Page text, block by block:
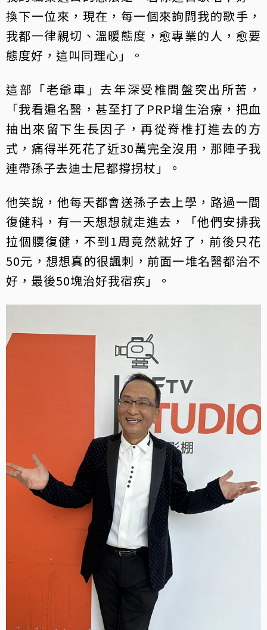
換下一位來，現在，每一個來詢問我的歌手，
我都一律親切、溫暖態度，愈專業的人，愈要
態度好，這叫同理心」。
這部「老爺車」去年深受椎間盤突出所苦，
「我看遍名醫，甚至打了PRP增生治療，把血
抽出來留下生長因子，再從脊椎打進去的方
式，痛得半死花了近30萬完全沒用，那陣子我
連帶孫子去迪士尼都撐拐杖」。
他笑說，他每天都會送孫子去上學，路過一間
復健科，有一天想想就走進去，「他們安排我
拉個腰復健，不到1周竟然就好了，前後只花
50元，想想真的很諷刺，前面一堆名醫都治不
好，最後50塊治好我宿疾」。